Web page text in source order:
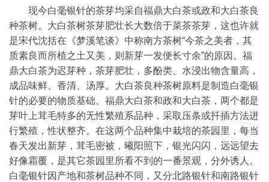
现今白毫银针的茶芽均采自福鼎大白茶或政和大白茶良
种茶树。大白茶树茶芽肥壮长大数倍于菜茶茶芽，这也许就
是宋代沈括在《梦溪笔谈》中称南方茶树“今茶之美者，其
质素良而所植之土又美，则新芽一发便长寸余”的原因。福
鼎大白茶为迟芽种，茶芽肥壮，多酚类、水浸出物含量高，
成品味鲜、香清、汤厚。大白茶良种茶树原料是制造白毫银
针的必要的物质基础。福鼎大白茶和政和大白茶，两个都是
芽叶上茸毛特多的无性繁殖系品种，采取压条或扦插方法进
行繁殖，性状整齐。在这两个品种集中栽培的茶园里，每当
春天发出新芽，茸毛密被，曦阳照下，银光闪闪，远远望去
好像霜覆，是其它茶园里所看不到的一番景观，分外诱人。
白毫银针因产地和茶树品种不同，又分北路银针和南路银针